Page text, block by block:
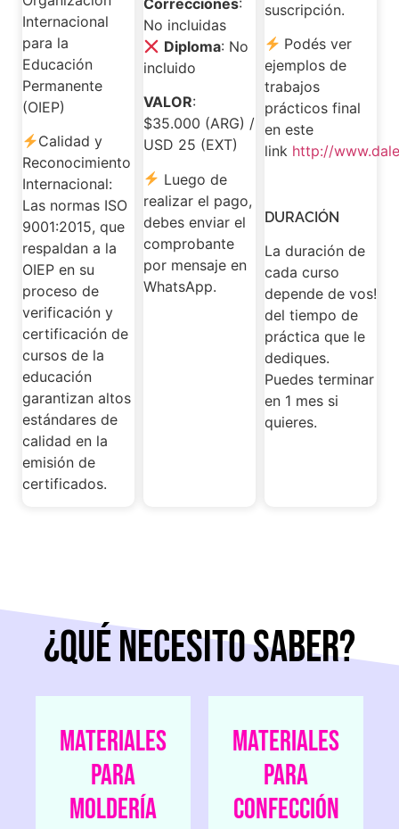
Internacional
para la
Educación
Permanente
(OIEP)
Calidad y
Reconocimiento
Internacional:
Las normas ISO
9001:2015, que
respaldan a la
OIEP en su
proceso de
verificación y
certificación de
cursos de la
educación
garantizan altos
estándares de
calidad en la
emisión de
certificados.
No incluidas
Diploma: No
incluido
VALOR:
$35.000 (ARG) /
USD 25 (EXT)
Luego de
realizar el pago,
debes enviar el
comprobante
por mensaje en
WhatsApp.
suscripción.
Podés ver
ejemplos de
trabajos
prácticos final
en este
link http://
DURACIÓN
La duración de
cada curso
depende de vos!
del tiempo de
práctica que le
dediques.
Puedes terminar
en 1 mes si
quieres.
¿QUÉ necesito SABER?
MATERIALES
PARA
MOLDERÍA
MATERIALES
PARA
CONFECCIÓN